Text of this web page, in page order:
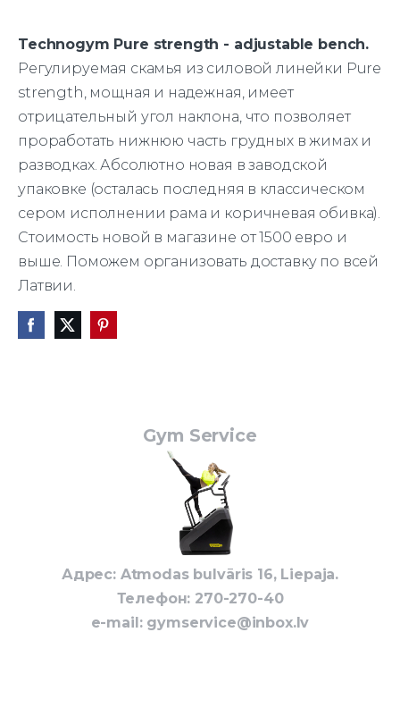
Technogym Pure strength - adjustable bench.
Регулируемая скамья из силовой линейки Pure
strength, мощная и надежная, имеет
отрицательный угол наклона, что позволяет
проработать нижнюю часть грудных в жимах и
разводках. Абсолютно новая в заводской
упаковке (осталась последняя в классическом
сером исполнении рама и коричневая обивка).
Стоимость новой в магазине от 1500 евро и
выше. Поможем организовать доставку по всей
Латвии.
Gym Service
Адрес: Atmodas bulvāris 16, Liepaja.
Телефон: 270-270-40
e-mail: gymservice@inbox.lv